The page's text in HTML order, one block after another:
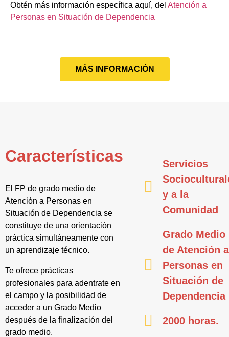
Obtén más información específica aquí, del Atención a
Personas en Situación de Dependencia
MÁS INFORMACIÓN
Características
El FP de grado medio de
Atención a Personas en
Situación de Dependencia se
constituye de una orientación
práctica simultáneamente con
un aprendizaje técnico.
Te ofrece prácticas
profesionales para adentrate en
el campo y la posibilidad de
acceder a un Grado Medio
después de la finalización del
grado medio.
Servicios
y a la
Comunidad
Grado Medio
de Atención a
Personas en
Situación de
Dependencia
2000 horas.